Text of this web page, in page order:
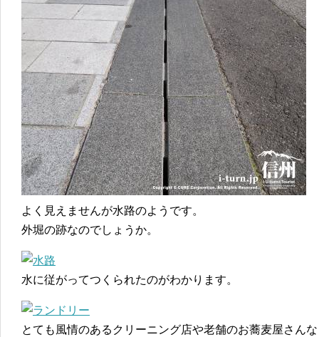
よく見えませんが水路のようです。
外堀の跡なのでしょうか。
水に従がってつくられたのがわかります。
とても風情のあるクリーニング店や老舗のお蕎麦屋さん